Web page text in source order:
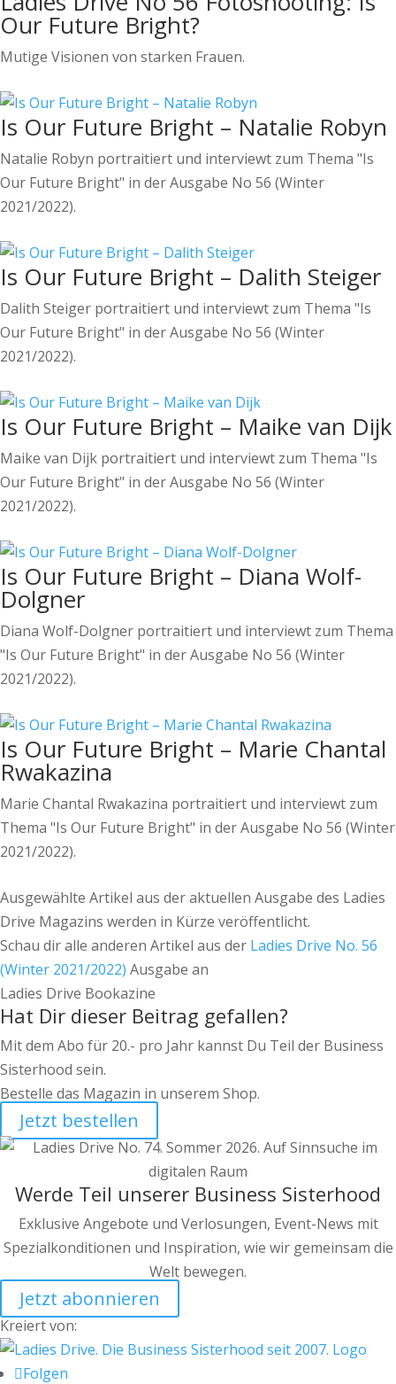
Our Future Bright?
Mutige Visionen von starken Frauen.
Is Our Future Bright – Natalie Robyn
Natalie Robyn portraitiert und interviewt zum Thema "Is
Our Future Bright" in der Ausgabe No 56 (Winter
2021/2022).
Is Our Future Bright – Dalith Steiger
Dalith Steiger portraitiert und interviewt zum Thema "Is
Our Future Bright" in der Ausgabe No 56 (Winter
2021/2022).
Is Our Future Bright – Maike van Dijk
Maike van Dijk portraitiert und interviewt zum Thema "Is
Our Future Bright" in der Ausgabe No 56 (Winter
2021/2022).
Is Our Future Bright – Diana Wolf-
Dolgner
Diana Wolf-Dolgner portraitiert und interviewt zum Thema
"Is Our Future Bright" in der Ausgabe No 56 (Winter
2021/2022).
Is Our Future Bright – Marie Chantal
Rwakazina
Marie Chantal Rwakazina portraitiert und interviewt zum
Thema "Is Our Future Bright" in der Ausgabe No 56 (Winter
2021/2022).
Ausgewählte Artikel aus der aktuellen Ausgabe des Ladies
Drive Magazins werden in Kürze veröffentlicht.
Schau dir alle anderen Artikel aus der Ladies Drive No. 56
(Winter 2021/2022) Ausgabe an
Ladies Drive Bookazine
Hat Dir dieser Beitrag gefallen?
Mit dem Abo für 20.- pro Jahr kannst Du Teil der Business
Sisterhood sein.
Bestelle das Magazin in unserem Shop.
Jetzt bestellen
Werde Teil unserer Business Sisterhood
Exklusive Angebote und Verlosungen, Event-News mit
Spezialkonditionen und Inspiration, wie wir gemeinsam die
Welt bewegen.
Jetzt abonnieren
Kreiert von:
Folgen